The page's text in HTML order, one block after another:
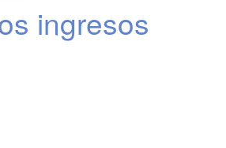
ingresos